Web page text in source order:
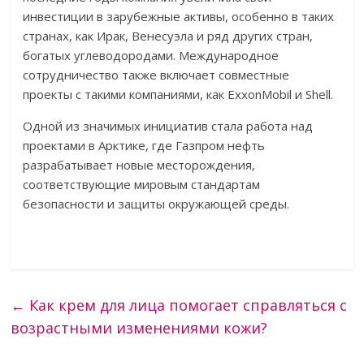
инвестиции в зарубежные активы, особенно в таких
странах, как Ирак, Венесуэла и ряд других стран,
богатых углеводородами. Международное
сотрудничество также включает совместные
проекты с такими компаниями, как ExxonMobil и Shell.
Одной из значимых инициатив стала работа над
проектами в Арктике, где Газпром нефть
разрабатывает новые месторождения,
соответствующие мировым стандартам
безопасности и защиты окружающей среды.
← Как крем для лица помогает справляться с
возрастными изменениями кожи?